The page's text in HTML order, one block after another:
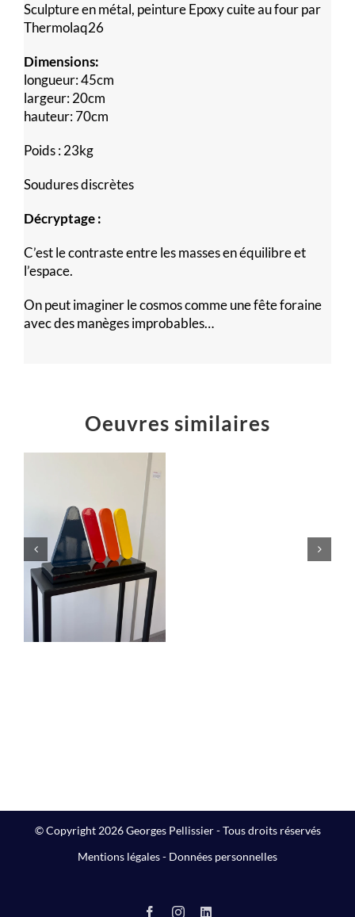
Sculpture en métal, peinture Epoxy cuite au four par
Thermolaq26
Dimensions:
longueur: 45cm
largeur: 20cm
hauteur: 70cm
Poids : 23kg
Soudures discrètes
Décryptage :
C’est le contraste entre les masses en équilibre et
l’espace.
On peut imaginer le cosmos comme une fête foraine
avec des manèges improbables…
Oeuvres similaires
Sculptures
« L’équilibre
dans le Cosmos.
© Copyright 2026 Georges Pellissier - Tous droits réservés
Mentions légales- Données personnelles
FacebookInstagramLinkedIn